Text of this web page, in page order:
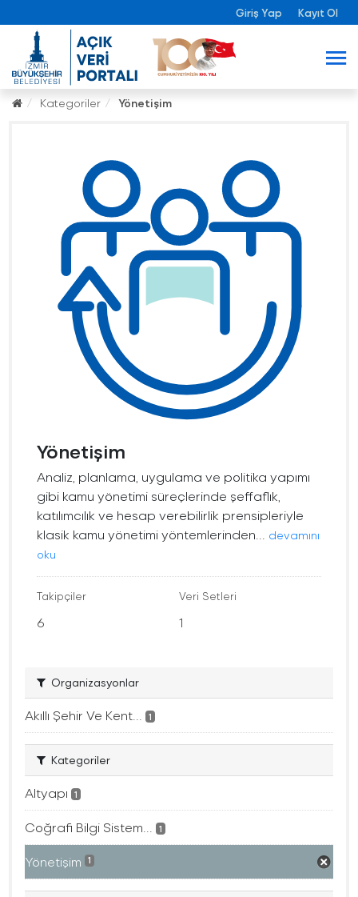
Giriş Yap Kayıt Ol
Kategoriler Yönetişim
Yönetişim
Analiz, planlama, uygulama ve politika yapımı
gibi kamu yönetimi süreçlerinde şeffaflık,
katılımcılık ve hesap verebilirlik prensipleriyle
klasik kamu yönetimi yöntemlerinden...
devamını
oku
Takipçiler
6
Veri Setleri
1
Organizasyonlar
Akıllı Şehir Ve Kent... 1
Kategoriler
Altyapı 1
Coğrafi Bilgi Sistem... 1
Yönetişim 1